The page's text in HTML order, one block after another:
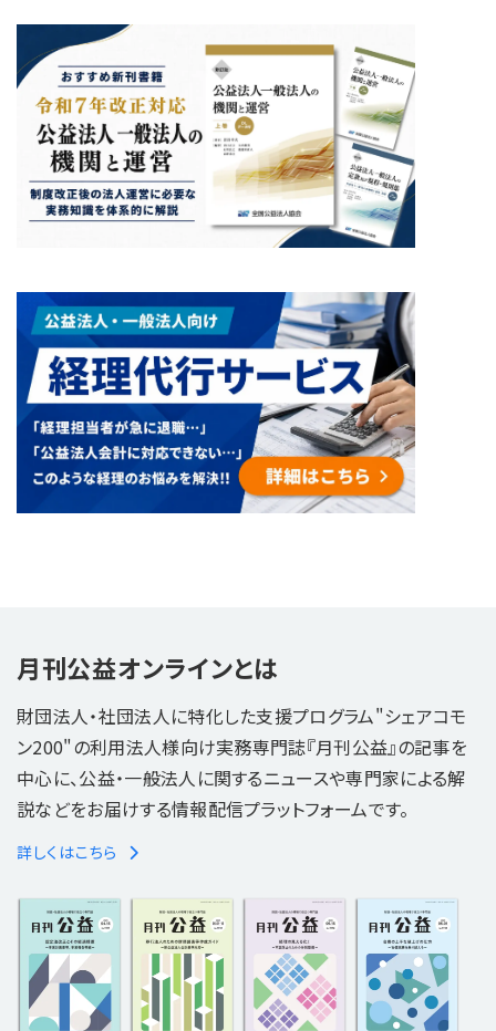
月刊公益オンラインとは
財団法人・社団法人に特化した支援プログラム"シェアコモ
ン200"の利用法人様向け実務専門誌『月刊公益』の記事を
中心に、公益・一般法人に関するニュースや専門家による解
説などをお届けする情報配信プラットフォームです。
詳しくはこちら